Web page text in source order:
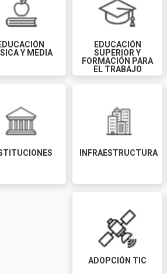
Y MEDIA
EDUCACIÓN
SUPERIOR Y
FORMACIÓN PARA
EL TRABAJO
INFRAESTRUCTURA
ADOPCIÓN TIC